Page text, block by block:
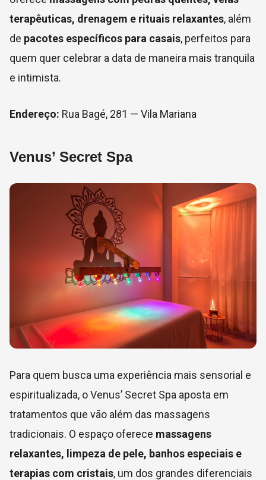
terapêuticas, drenagem e rituais relaxantes, além
de pacotes específicos para casais, perfeitos para
quem quer celebrar a data de maneira mais tranquila
e intimista.
Endereço: Rua Bagé, 281 — Vila Mariana
Venus’ Secret Spa
Para quem busca uma experiência mais sensorial e
espiritualizada, o Venus’ Secret Spa aposta em
tratamentos que vão além das massagens
tradicionais. O espaço oferece massagens
relaxantes, limpeza de pele, banhos especiais e
terapias com cristais, um dos grandes diferenciais